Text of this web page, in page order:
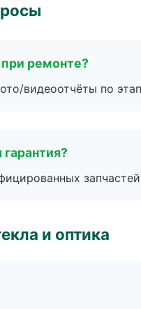
ремонте?
видеоотчёты по
и оптика